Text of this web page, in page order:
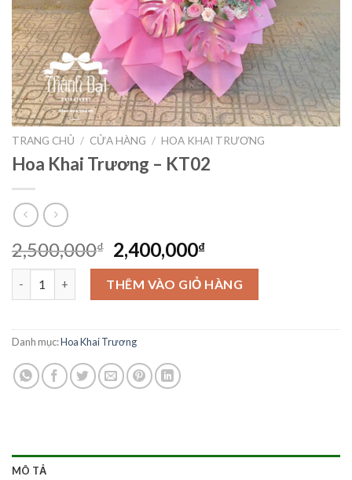
TRANG CHỦ / CỬA HÀNG / HOA KHAI TRƯƠNG
Hoa Khai Trương – KT02
2,500,000₫ Giá
gốc
là:
2,500,000₫.
2,400,000₫Giá
hiện
tại
là:
2,400,000₫.
Hoa Khai Trương - KT02 số lượng
THÊM VÀO GIỎ HÀNG
Danh mục:Hoa Khai Trương
MÔ TẢ